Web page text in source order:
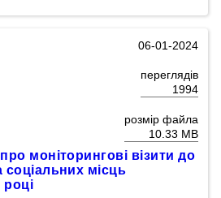
06-01-2024
переглядів
1994
розмір файла
10.33 MB
моніторингові візити до
соціальних місць